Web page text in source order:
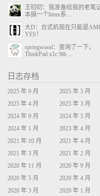
王叨叨：我准备给我的老笔
本搞一个linux系...
大D：台式机现在只能是
YES！
springwood：查询了一下，
ThinkPad x1c 9th ...
日志存档
2025 年 9 月
2025 年 5 月
2025 年 4 月
2025 年 3 月
2024 年 9 月
2024 年 5 月
2024 年 1 月
2023 年 4 月
2021 年 10 月
2021 年 4 月
2021 年 3 月
2021 年 2 月
2020 年 11 月
2020 年 9 月
2020 年 5 月
2020 年 4 月
2020 年 3 月
2020 年 1 月